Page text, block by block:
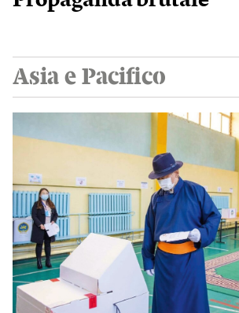
Asia e Pacifico